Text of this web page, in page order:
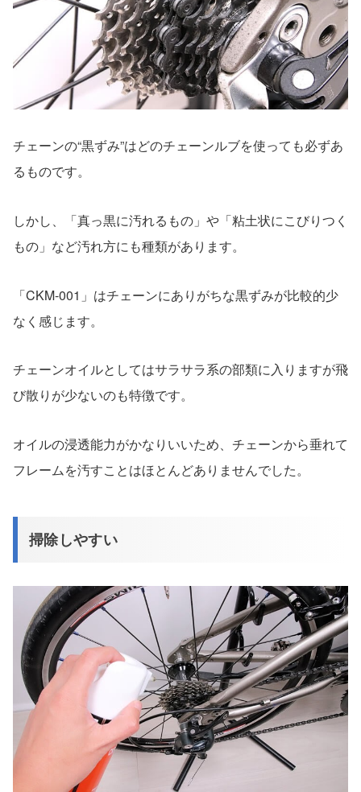
チェーンの“黒ずみ”はどのチェーンルブを使っても必ずあ
るものです。
しかし、「真っ黒に汚れるもの」や「粘土状にこびりつく
もの」など汚れ方にも種類があります。
「CKM-001」はチェーンにありがちな黒ずみが比較的少
なく感じます。
チェーンオイルとしてはサラサラ系の部類に入りますが飛
び散りが少ないのも特徴です。
オイルの浸透能力がかなりいいため、チェーンから垂れて
フレームを汚すことはほとんどありませんでした。
掃除しやすい